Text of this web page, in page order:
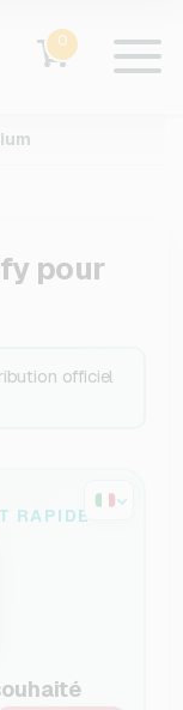
0
pour
officiel
RAPIDE